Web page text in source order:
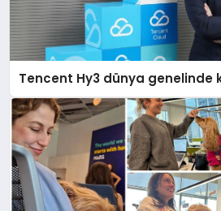
Tencent Hy3 dünya genelinde